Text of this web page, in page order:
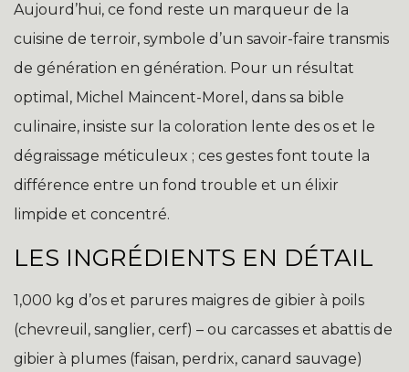
Aujourd’hui, ce fond reste un marqueur de la
cuisine de terroir, symbole d’un savoir-faire transmis
de génération en génération. Pour un résultat
optimal, Michel Maincent-Morel, dans sa bible
culinaire, insiste sur la coloration lente des os et le
dégraissage méticuleux ; ces gestes font toute la
différence entre un fond trouble et un élixir
limpide et concentré.
LES INGRÉDIENTS EN DÉTAIL
1,000 kg d’os et parures maigres de gibier à poils
(chevreuil, sanglier, cerf) – ou carcasses et abattis de
gibier à plumes (faisan, perdrix, canard sauvage)